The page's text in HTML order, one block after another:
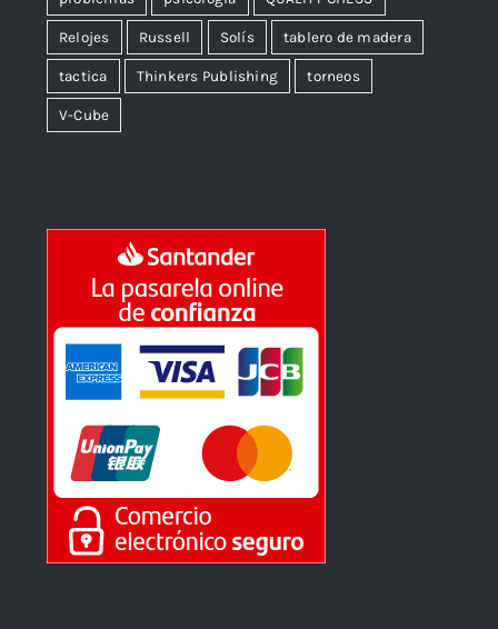
Relojes Russell Solís tablero de madera
tactica Thinkers Publishing torneos
V-Cube